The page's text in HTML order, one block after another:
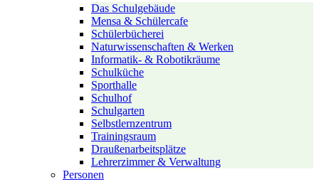
Das Schulgebäude
Mensa & Schülercafe
Schülerbücherei
Naturwissenschaften & Werken
Informatik- & Robotikräume
Schulküche
Sporthalle
Schulhof
Schulgarten
Selbstlernzentrum
Trainingsraum
Draußenarbeitsplätze
Lehrerzimmer & Verwaltung
Personen